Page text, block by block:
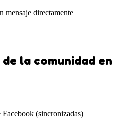
mensaje directamente
la comunidad en
(sincronizadas)